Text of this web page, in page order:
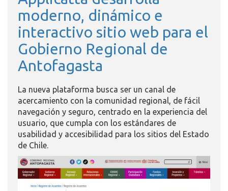
moderno, dinámico e
interactivo sitio web para el
Gobierno Regional de
Antofagasta
La nueva plataforma busca ser un canal de
acercamiento con la comunidad regional, de fácil
navegación y seguro, centrado en la experiencia del
usuario, que cumpla con los estándares de
usabilidad y accesibilidad para los sitios del Estado
de Chile.